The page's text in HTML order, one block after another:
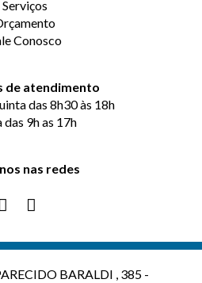
Serviços
Conosco
de atendimento
das 8h30 às 18h
das 9h as 17h
nas redes
BARALDI , 385 -